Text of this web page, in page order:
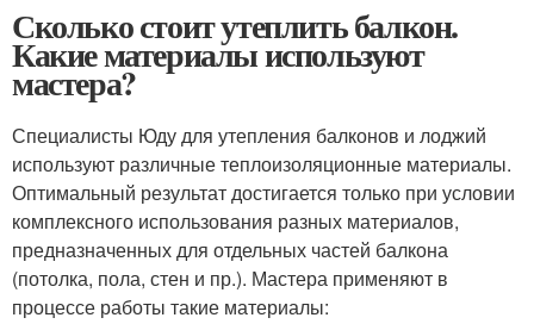
Сколько стоит утеплить балкон.
Какие материалы используют
мастера?
Специалисты Юду для утепления балконов и лоджий
используют различные теплоизоляционные материалы.
Оптимальный результат достигается только при условии
комплексного использования разных материалов,
предназначенных для отдельных частей балкона
(потолка, пола, стен и пр.). Мастера применяют в
процессе работы такие материалы: